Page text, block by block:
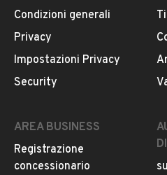
DESCRIZIONE
Bellissimo pick-up Nissan
funzionante. Viene
INFORMAZIONI
Condizioni generali
Privacy
Impostazioni Privacy
Security
AREA BUSINESS
Registrazione
concessionario